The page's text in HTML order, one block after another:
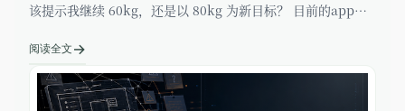
该提示我继续 60kg，还是以 80kg 为新目标？ 目前的app提
阅读全文 →